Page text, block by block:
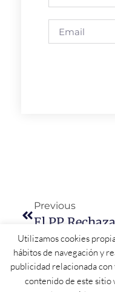
Previous
Utilizamos cookies
hábitos de navegación y
publicidad relacionada
contenido de este sitio